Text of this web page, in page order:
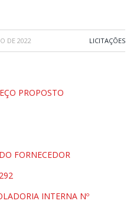
DE 2022 LICITAÇÕES
PROPOSTO
FORNECEDOR
INTERNA Nº